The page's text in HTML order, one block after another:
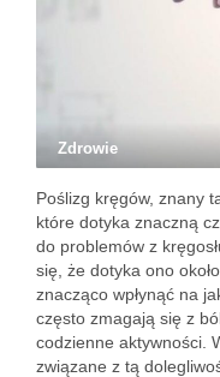
Zdrowie
Poślizg kręgów, znany
które dotyka znaczną
do problemów z
się, że dotyka ono
znacząco wpłynąć na
często zmagają się z
codzienne aktywności.
związane z tą